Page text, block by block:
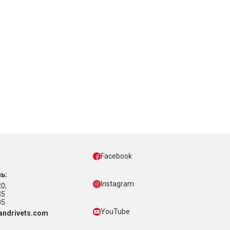
Facebook
Instagram
YouTube